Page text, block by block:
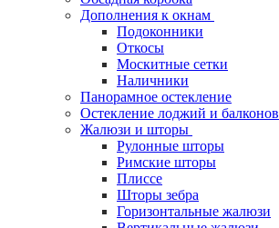
Дополнения к окнам
Подоконники
Откосы
Москитные сетки
Наличники
Панорамное остекление
Остекление лоджий и балконов
Жалюзи и шторы
Рулонные шторы
Римские шторы
Плиссе
Шторы зебра
Горизонтальные жалюзи